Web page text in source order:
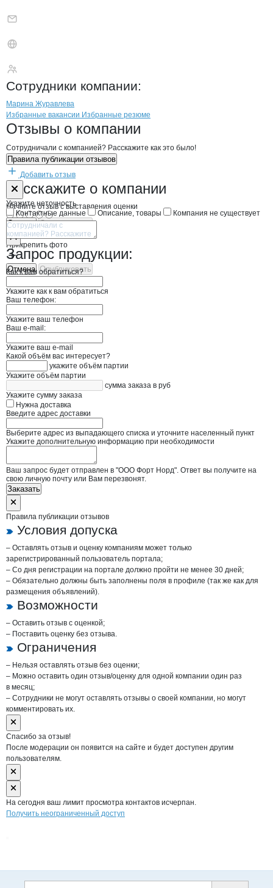
Сотрудники компании:
Марина Журавлева
Брендыкомпани Форт Норд
Вакансии вФорт Норд
Избранные вакансии Избранные резюме
Новости oФорт Норд, ООО
Отзывы о компании
Сотрудничали с компанией? Расскажите как это было!
Правила публикации отзывов
Добавить отзыв
Расскажите о компании
Начните отзыв с выставления оценки
Прикрепить фото
Отмена Опубликовать
Форма обратной связи о неточностях
Укажите неточность
Контактные данные
Описание, товары Компания не существует
Отмена Опубликовать
Запрос продукции:
Как к вам обратиться?
Укажите как к вам обратиться
Ваш телефон:
Укажите ваш телефон
Ваш e-mail:
Укажите ваш e-mail
Какой объём вас интересует?
укажите объём партии
Укажите объём партии
сумма заказа в руб
Укажите сумму заказа
Нужна доставка
Введите адрес доставки
Выберите адрес из выпадающего списка и уточните населенный пункт
Укажите дополнительную информацию при необходимости
Ваш запрос будет отправлен в "ООО Форт Норд". Ответ вы получите на
свою личную почту или Вам перезвонят.
Заказать
Правила публикации отзывов
Условия допуска
– Оставлять отзыв и оценку компаниям может только
зарегистрированный пользователь портала;
– Со дня регистрации на портале должно пройти не менее 30 дней;
– Обязательно должны быть заполнены поля в профиле (так же как для
размещения объявлений).
Возможности
– Оставить отзыв с оценкой;
– Поставить оценку без отзыва.
Ограничения
– Нельзя оставлять отзыв без оценки;
– Можно оставить один отзыв/оценку для одной компании один раз
в месяц;
– Сотрудники не могут оставлять отзывы о своей компании, но могут
комментировать их.
Спасибо за отзыв!
После модерации он появится на сайте и будет доступен другим
пользователям.
На сегодня ваш лимит просмотра контактов исчерпан.
Получить неограниченный доступ
Дополнительная информация